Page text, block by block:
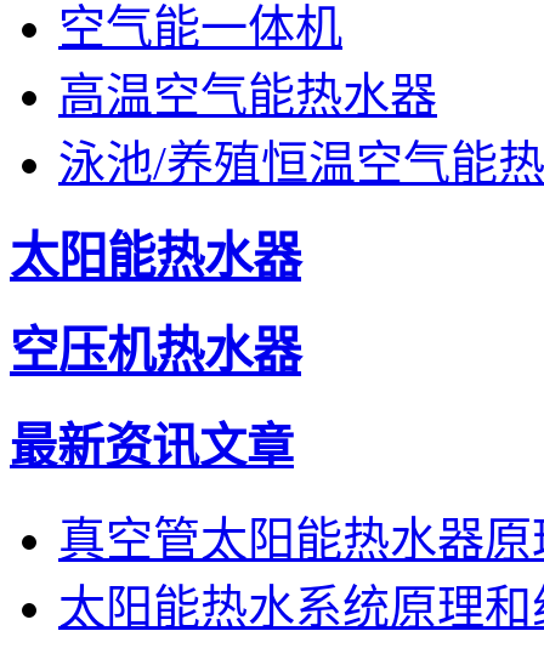
空气能一体机
高温空气能热水器
泳池/养殖恒温空气能
太阳能热水器
空压机热水器
最新资讯文章
真空管太阳能热水器
太阳能热水系统原理和